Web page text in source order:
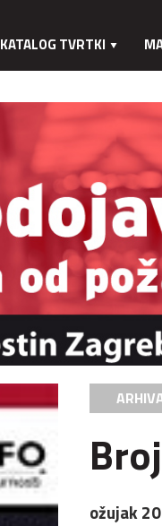
KATALOG TVRTKI
ožujak